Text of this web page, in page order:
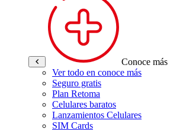
Conoce más
Ver todo en conoce más
Seguro gratis
Plan Retoma
Celulares baratos
Lanzamientos Celulares
SIM Cards